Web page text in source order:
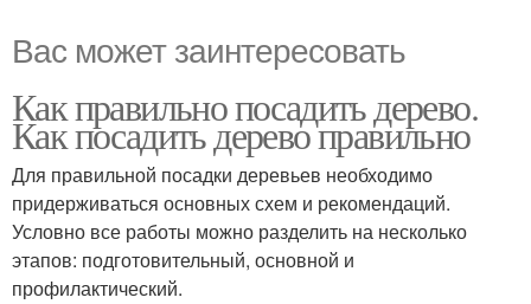
Вас может заинтересовать
Как правильно посадить дерево.
Как посадить дерево правильно
Для правильной посадки деревьев необходимо
придерживаться основных схем и рекомендаций.
Условно все работы можно разделить на несколько
этапов: подготовительный, основной и
профилактический.